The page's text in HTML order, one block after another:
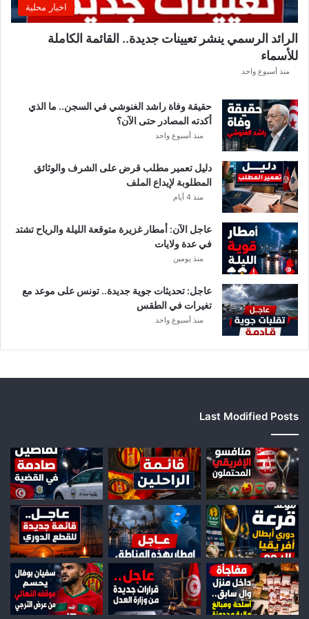
ب
ق
ر
د
و
ر
ي
ب
ط
ا
ل
إ
ف
ر
ي
ي
ا
اخبار محلية
الرائد الرسمي ينشر تعيينات جديدة.. القائمة الكاملة
للأسماء
منذ أسبوع واحد
حقيقة وفاة راشد الغنوشي في السجن.. ما الذي
أكدته المصادر حتى الآن؟
منذ أسبوع واحد
دليل تعمير مطلب قرض على الشرف والوثائق
المطلوبة لإيداع الملف
منذ 4 أيام
عاجل الآن: أمطار غزيرة متوقعة الليلة والرياح تشتد
في عدة ولايات
منذ يومين
عاجل: تحديثات جوية جديدة.. تونس على موعد مع
تغيرات في الطقس
منذ أسبوع واحد
Last Modified Posts